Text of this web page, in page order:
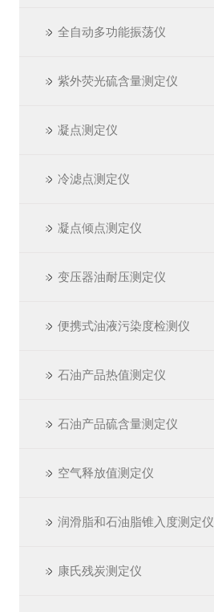
全自动多功能振荡仪
紫外荧光硫含量测定仪
凝点测定仪
冷滤点测定仪
凝点倾点测定仪
变压器油耐压测定仪
便携式油液污染度检测仪
石油产品热值测定仪
石油产品硫含量测定仪
空气释放值测定仪
润滑脂和石油脂锥入度测定仪
康氏残炭测定仪